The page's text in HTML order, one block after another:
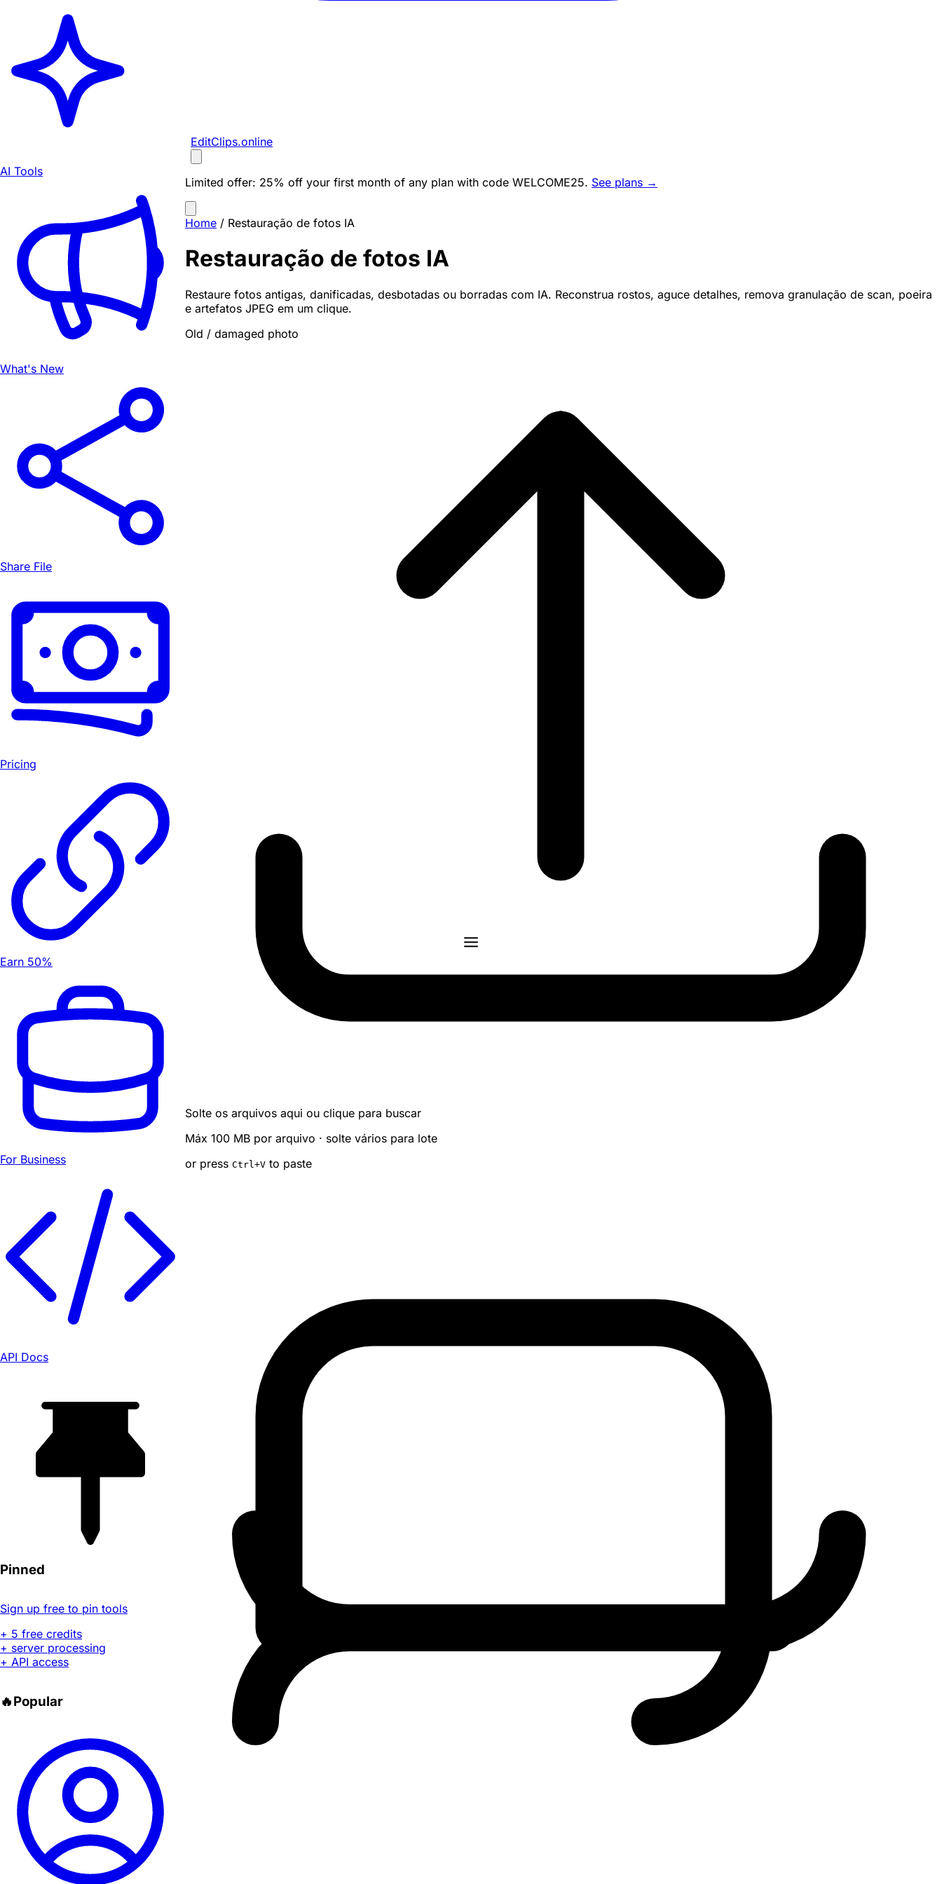
AI Tools
What's New
Share File
Pricing
Earn 50%
For Business
API Docs
Pinned
Sign up free to pin tools
+ 5 free credits
+ server processing
+ API access
🔥Popular
EditClips.online
Limited offer: 25% off your first month of any plan with code WELCOME25. See plans →
Home / Restauração de fotos IA
Restauração de fotos IA
Restaure fotos antigas, danificadas, desbotadas ou borradas com IA. Reconstrua rostos, aguce detalhes, remova granulação de scan, poeira
e artefatos JPEG em um clique.
Old / damaged photo
Solte os arquivos aqui ou clique para buscar
Máx 100 MB por arquivo · solte vários para lote
or press Ctrl +V to paste